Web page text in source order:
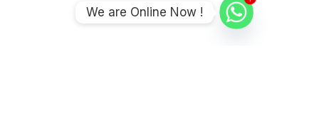
We are Online Now !